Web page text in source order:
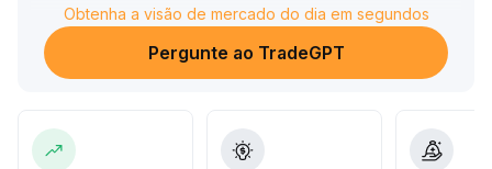
localizados respectivamente na faixa de US$ 1,18–
1,25 e US$ 1,06–1,10
Atenção para a direção da ruptura e o volume
caso contrário, uma quebra abaixo do suporte pode
sinalizar risco de queda adicional
Obtenha a visão de mercado do dia em segundos
Pergunte ao TradeGPT